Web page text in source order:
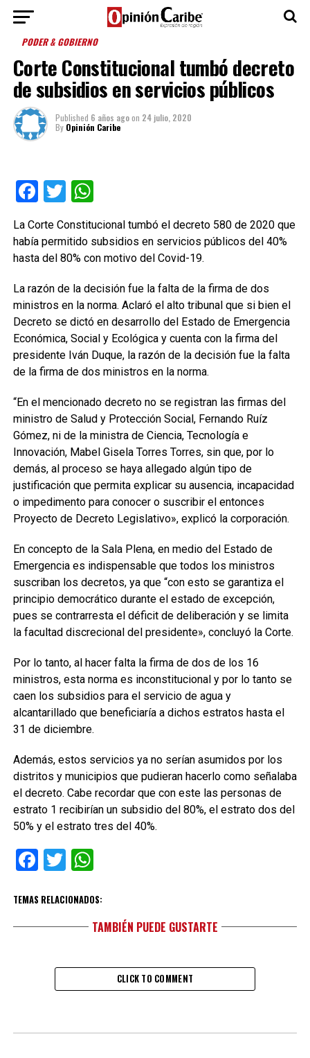
PODER & GOBIERNO
Corte Constitucional tumbó decreto
de subsidios en servicios públicos
Published 6 años agoon 24 julio, 2020
By Opinión Caribe
Facebook
TwitterWhatsApp
La Corte Constitucional tumbó el decreto 580 de 2020 que
había permitido subsidios en servicios públicos del 40%
hasta del 80% con motivo del Covid-19.
La razón de la decisión fue la falta de la firma de dos
ministros en la norma. Aclaró el alto tribunal que si bien el
Decreto se dictó en desarrollo del Estado de Emergencia
Económica, Social y Ecológica y cuenta con la firma del
presidente Iván Duque, la razón de la decisión fue la falta
de la firma de dos ministros en la norma.
“En el mencionado decreto no se registran las firmas del
ministro de Salud y Protección Social, Fernando Ruíz
Gómez, ni de la ministra de Ciencia, Tecnología e
Innovación, Mabel Gisela Torres Torres, sin que, por lo
demás, al proceso se haya allegado algún tipo de
justificación que permita explicar su ausencia, incapacidad
o impedimento para conocer o suscribir el entonces
Proyecto de Decreto Legislativo», explicó la corporación.
En concepto de la Sala Plena, en medio del Estado de
Emergencia es indispensable que todos los ministros
suscriban los decretos, ya que “con esto se garantiza el
principio democrático durante el estado de excepción,
pues se contrarresta el déficit de deliberación y se limita
la facultad discrecional del presidente», concluyó la Corte.
Por lo tanto, al hacer falta la firma de dos de los 16
ministros, esta norma es inconstitucional y por lo tanto se
caen los subsidios para el servicio de agua y
alcantarillado que beneficiaría a dichos estratos hasta el
31 de diciembre.
Además, estos servicios ya no serían asumidos por los
distritos y municipios que pudieran hacerlo como señalaba
el decreto. Cabe recordar que con este las personas de
estrato 1 recibirían un subsidio del 80%, el estrato dos del
50% y el estrato tres del 40%.
Facebook
TwitterWhatsApp
TEMAS RELACIONADOS:
TAMBIÉN PUEDE GUSTARTE
CLICK TO COMMENT